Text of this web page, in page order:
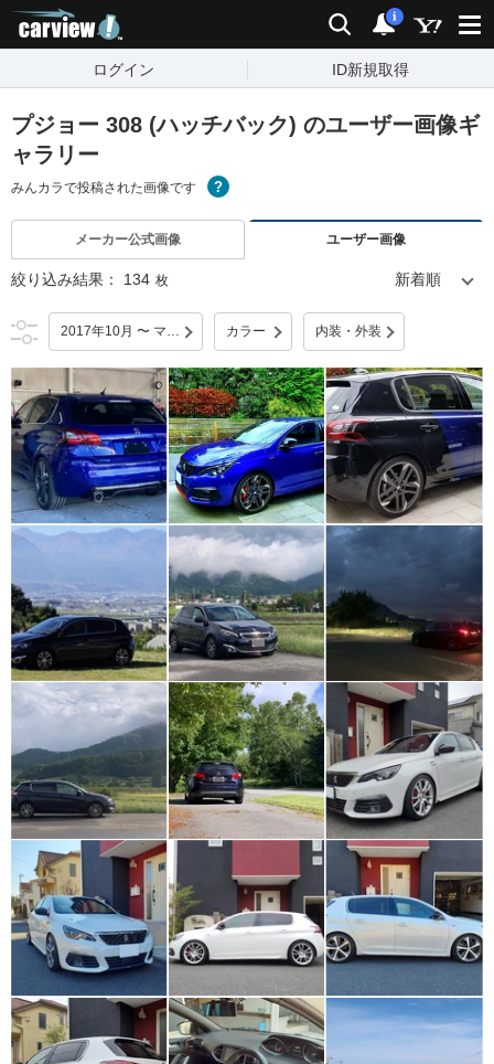
検索 通知
i
ログイン ID新規取得
プジョー 308 (ハッチバック) のユーザー画像ギ
ャラリー
みんカラで投稿された画像です
メーカー公式画像 ユーザー画像
絞り込み結果： 134 枚
2017年10月 〜 マイナーチェンジ カラー 内装・外装